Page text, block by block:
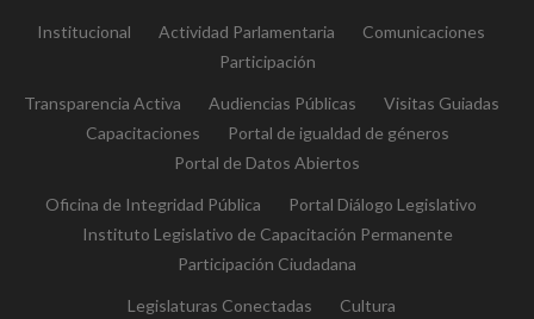
Institucional Actividad Parlamentaria
Comunicaciones
Participación
Transparencia Activa Audiencias Públicas
Visitas Guiadas
Capacitaciones
Portal de igualdad de géneros
Portal de Datos Abiertos
Oficina de Integridad Pública
Portal Diálogo Legislativo
Instituto Legislativo de Capacitación Permanente
Participación Ciudadana
Legislaturas Conectadas Cultura